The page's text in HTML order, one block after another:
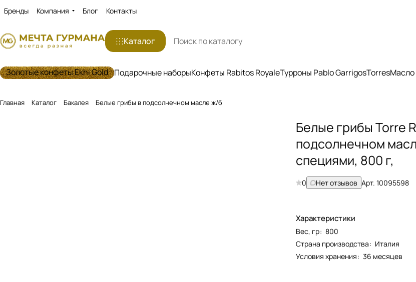
Бренды Компания Блог Контакты
Каталог
Золотые конфеты Ekhi Gold Подарочные наборыКонфеты Rabitos RoyaleТурроны Pablo GarrigosTorresМасло
Главная Каталог Бакалея Белые грибы в подсолнечном масле ж/б
Белые грибы Torre
подсолнечном
специями, 800 г,
0 Нет отзывов Арт.10095598
Характеристики
Вес, гр: 800
Страна производства: Италия
Условия хранения: 36 месяцев